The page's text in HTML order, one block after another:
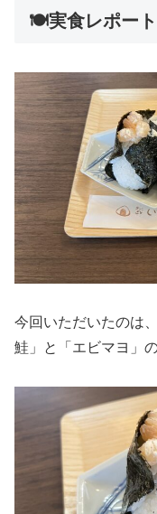
🍽️実食レポー
今回いただいたのは
鮭」と「エビマヨ」